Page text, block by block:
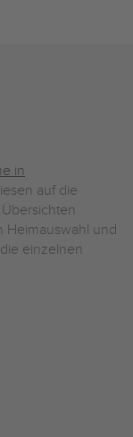
in
auf die
Heimauswahl und
einzelnen